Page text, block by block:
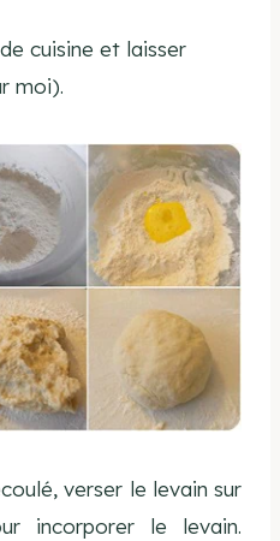
cuisine et laisser
moi).
verser le levain sur
incorporer le levain.